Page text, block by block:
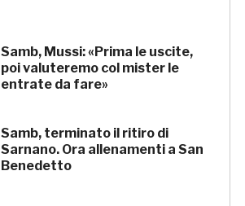
Samb, Mussi: «Prima le uscite,
poi valuteremo col mister le
entrate da fare»
Samb, terminato il ritiro di
Sarnano. Ora allenamenti a San
Benedetto